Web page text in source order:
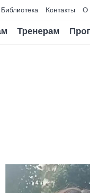
Библиотека Контакты О
Тренерам